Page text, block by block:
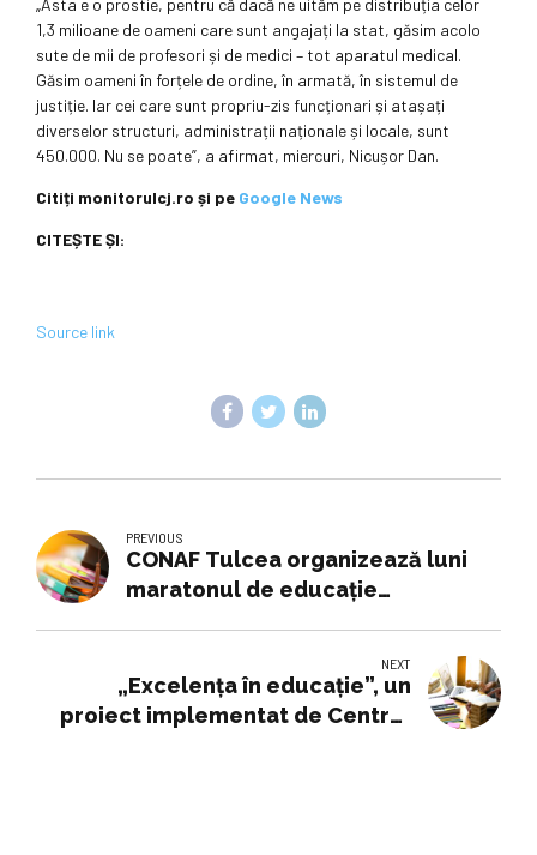
„Asta e o prostie, pentru că dacă ne uităm pe distribuția celor
1,3 milioane de oameni care sunt angajați la stat, găsim acolo
sute de mii de profesori și de medici – tot aparatul medical.
Găsim oameni în forțele de ordine, în armată, în sistemul de
justiție. Iar cei care sunt propriu-zis funcționari și atașați
diverselor structuri, administrații naționale și locale, sunt
450.000. Nu se poate”, a afirmat, miercuri, Nicușor Dan.
Citiți monitorulcj.ro și pe Google News
CITEȘTE ȘI:
Source link
PREVIOUS
CONAF Tulcea organizează luni
maratonul de educaţie
NEXT
„Excelența în educație”, un
proiect implementat de Centrul